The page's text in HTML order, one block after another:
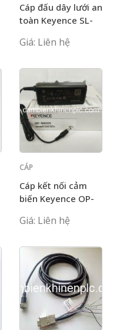
Cáp đấu dây lưới an
toàn Keyence SL-
Giá: Liên hệ
CÁP
Cáp kết nối cảm
biến Keyence OP-
Giá: Liên hệ